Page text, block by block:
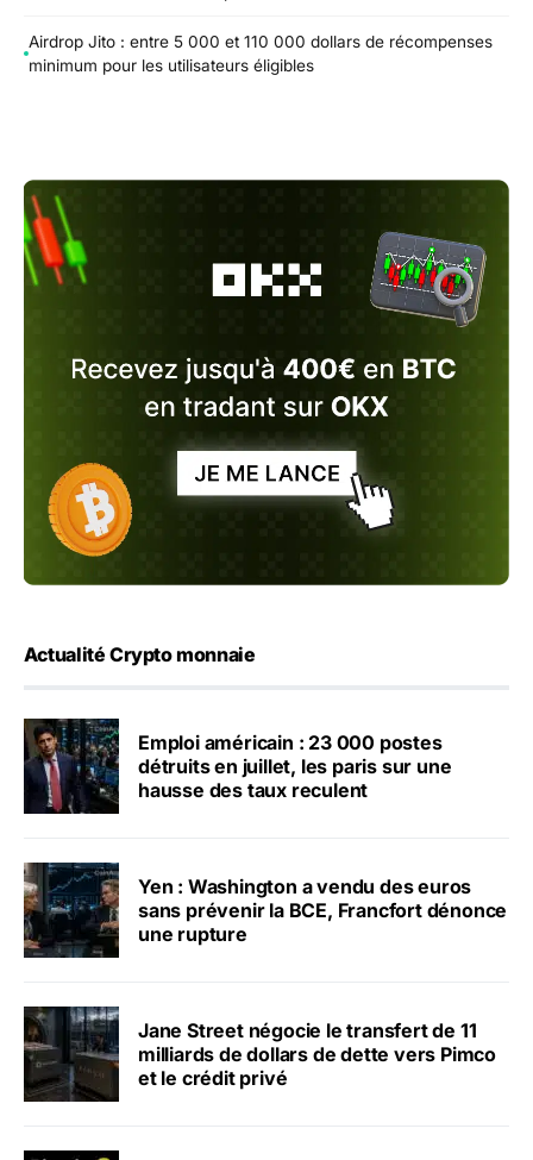
Airdrop Jito : entre 5 000 et 110 000 dollars de récompenses
minimum pour les utilisateurs éligibles
Actualité Crypto monnaie
Emploi américain : 23 000 postes
détruits en juillet, les paris sur une
hausse des taux reculent
Yen : Washington a vendu des euros
sans prévenir la BCE, Francfort dénonce
une rupture
Jane Street négocie le transfert de 11
milliards de dollars de dette vers Pimco
et le crédit privé